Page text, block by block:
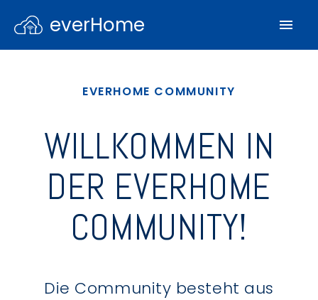
everHome
EVERHOME COMMUNITY
WILLKOMMEN IN
DER EVERHOME
COMMUNITY!
Die Community besteht aus